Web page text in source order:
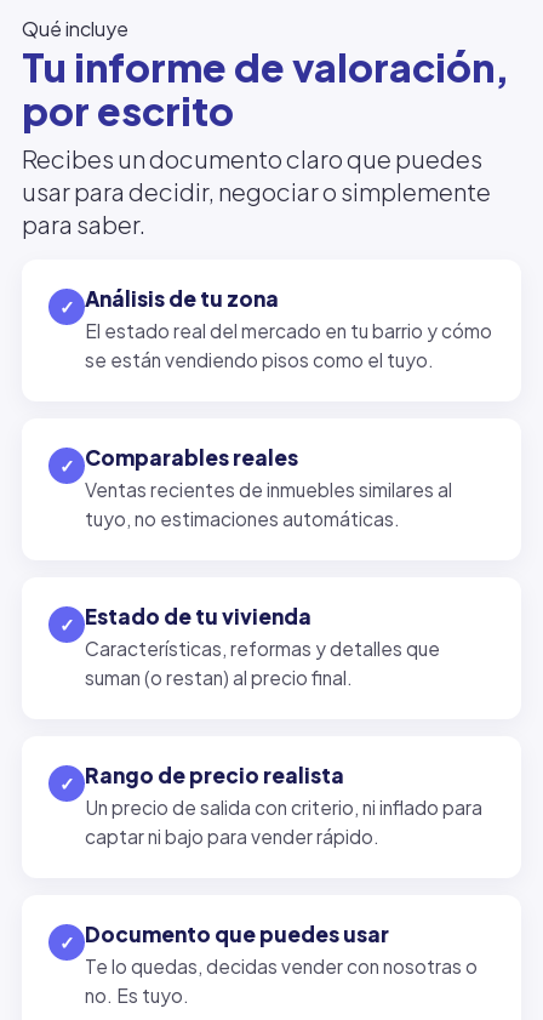
Qué incluye
Tu informe de valoración,
por escrito
Recibes un documento claro que puedes
usar para decidir, negociar o simplemente
para saber.
✓ Análisis de tu zona
El estado real del mercado en tu barrio y cómo
se están vendiendo pisos como el tuyo.
✓ Comparables reales
Ventas recientes de inmuebles similares al
tuyo, no estimaciones automáticas.
✓ Estado de tu vivienda
Características, reformas y detalles que
suman (o restan) al precio final.
✓ Rango de precio realista
Un precio de salida con criterio, ni inflado para
captar ni bajo para vender rápido.
✓ Documento que puedes usar
Te lo quedas, decidas vender con nosotras o
no. Es tuyo.